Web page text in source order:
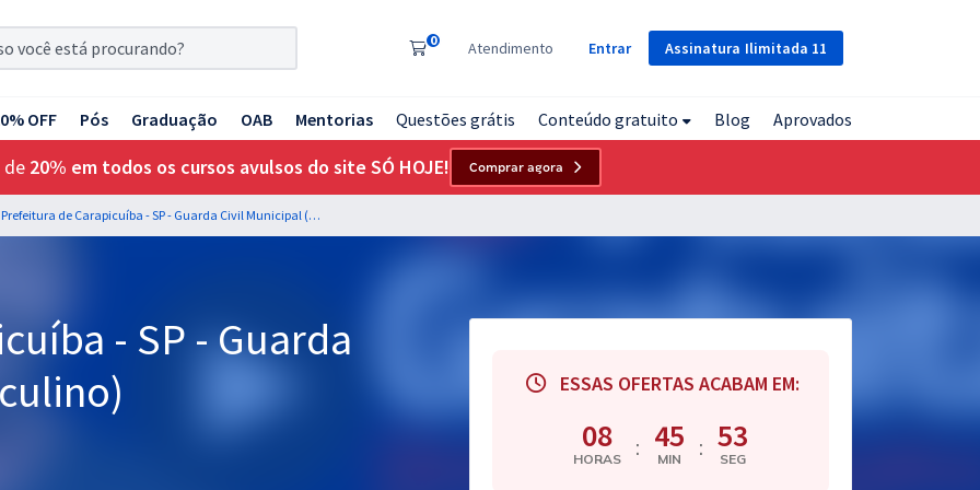
Assinatura Ilimitada 11
0 Atendimento Entrar
OFF Pós Graduação OAB Mentorias Questões grátis Conteúdo gratuito Blog Aprovados
de 20% em todos os cursos avulsos do site SÓ HOJE! Comprar agora
Prefeitura de Carapicuíba - SP - Guarda Civil Municipal (Masculino)
- SP - Guarda
ESSAS OFERTAS ACABAM EM:
08
HORAS : 45
MIN : 52
SEG